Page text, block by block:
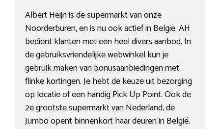
Albert Heijn is de supermarkt van onze
Noorderburen, en is nu ook actief in België. AH
bedient klanten met een heel divers aanbod. In
de gebruiksvriendelijke webwinkel kun je
gebruik maken van bonusaanbiedingen met
flinke kortingen. Je hebt de keuze uit bezorging
op locatie of een handig Pick Up Point. Ook de
2e grootste supermarkt van Nederland, de
Jumbo opent binnenkort haar deuren in België.